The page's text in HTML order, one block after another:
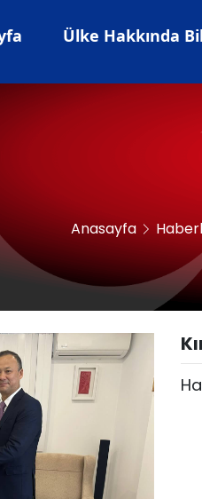
Ülke Hakkında
Anasayfa